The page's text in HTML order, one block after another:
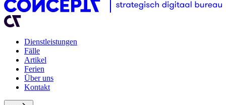
Dienstleistungen
Fälle
Artikel
Ferien
Über uns
Kontakt